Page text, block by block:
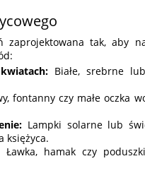
zaprojektowana tak, aby
Białe, srebrne
fontanny czy małe oczka
Lampki solarne lub
księżyca.
Ławka, hamak czy